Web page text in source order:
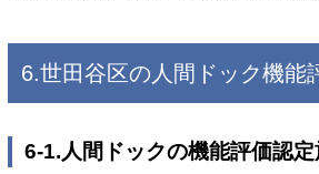
6.世田谷区の人間ドック機能
6-1.人間ドックの機能評価認定